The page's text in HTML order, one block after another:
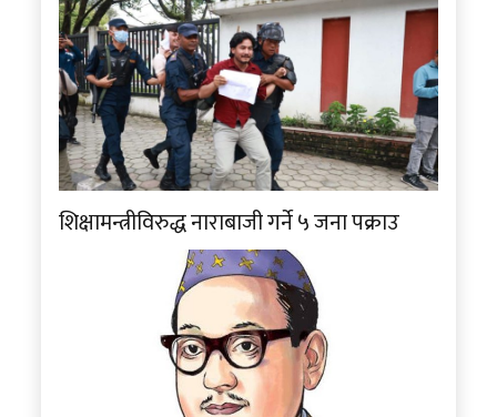
शिक्षामन्त्रीविरुद्ध नाराबाजी गर्ने ५ जना पक्राउ